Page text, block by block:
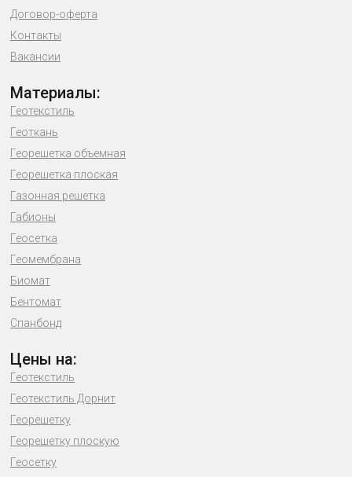
Договор-оферта
Контакты
Вакансии
Материалы:
Геотекстиль
Геоткань
Георешетка объемная
Георешетка плоская
Газонная решетка
Габионы
Геосетка
Геомембрана
Биомат
Бентомат
Спанбонд
Цены на:
Геотекстиль
Геотекстиль Дорнит
Георешетку
Георешетку плоскую
Геосетку